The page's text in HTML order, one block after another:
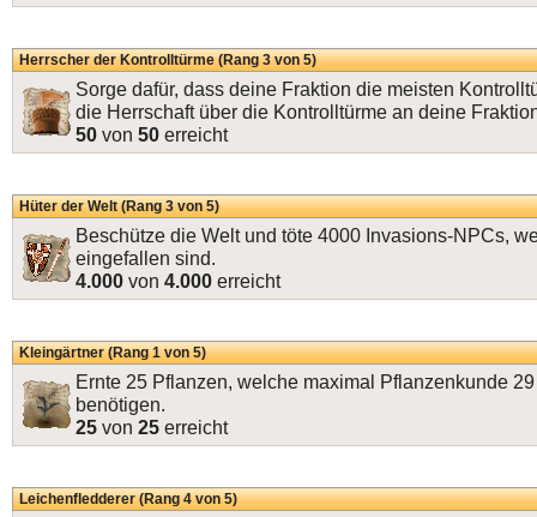
Herrscher der Kontrolltürme (Rang 3 von 5)
Sorge dafür, dass deine Fraktion die meisten
die Herrschaft über die Kontrolltürme an deine
50 von 50 erreicht
Hüter der Welt (Rang 3 von 5)
Beschütze die Welt und töte 4000 Invasions-NPCs,
eingefallen sind.
4.000 von 4.000 erreicht
Kleingärtner (Rang 1 von 5)
Ernte 25 Pflanzen, welche maximal Pflanzenkunde
benötigen.
25 von 25 erreicht
Leichenfledderer (Rang 4 von 5)